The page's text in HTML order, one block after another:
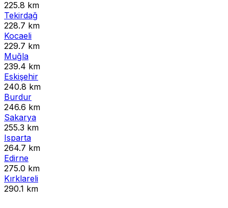
225.8 km
Tekirdağ
228.7 km
Kocaeli
229.7 km
Muğla
239.4 km
Eskişehir
240.8 km
Burdur
246.6 km
Sakarya
255.3 km
Isparta
264.7 km
Edirne
275.0 km
Kırklareli
290.1 km